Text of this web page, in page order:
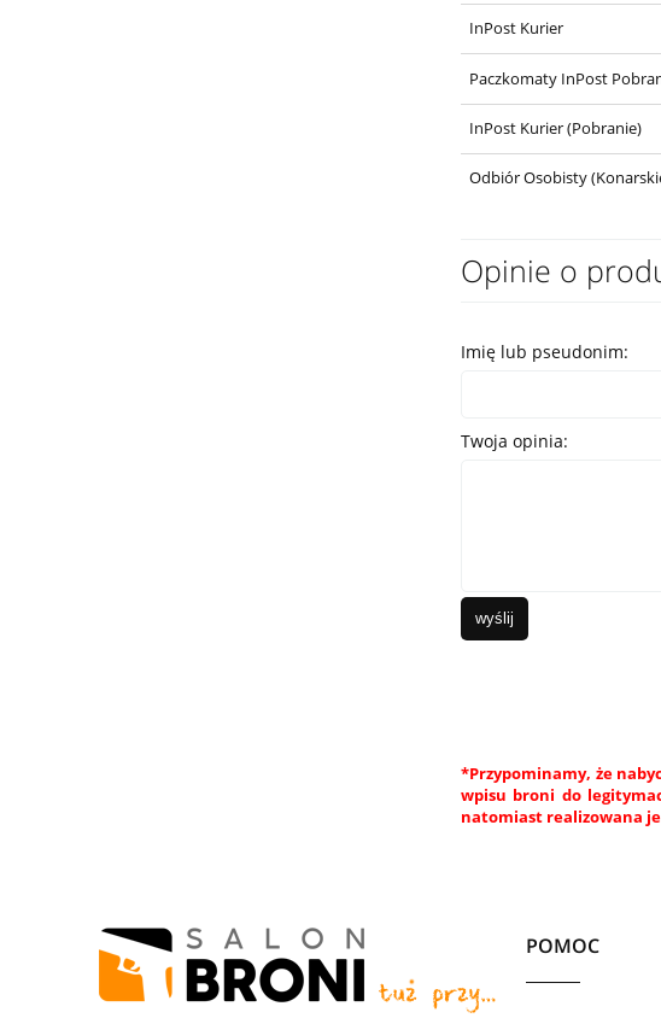
InPost Kurier
Paczkomaty InPost
InPost Kurier (Pobranie)
Odbiór Osobisty
Opinie o
Imię lub pseudonim:
Twoja opinia:
wyślij
*Przypominamy, że
wpisu broni do
natomiast realizowana
POMOC